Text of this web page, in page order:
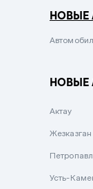
НОВЫЕ
НОВЫЕ
Актау
Жезказган
Усть-